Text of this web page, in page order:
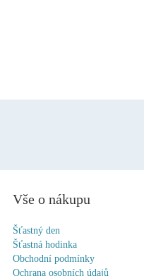
Vše o nákupu
Šťastný den
Šťastná hodinka
Obchodní podmínky
Ochrana osobních údajů